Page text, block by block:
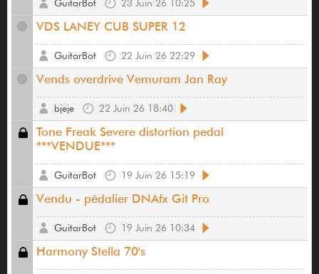
23 Juin 26 10:25
GuitarBot
VDS LANEY CUB SUPER 12
22 Juin 26 22:29
GuitarBot
Vends overdrive Vemuram Jan Ray
22 Juin 26 18:40
bjeje
Tone Freak Severe distortion pedal
***VENDUE***
19 Juin 26 15:19
GuitarBot
Vendu - pédalier DNAfx Git Pro
19 Juin 26 10:34
GuitarBot
Harmony Stella 70's